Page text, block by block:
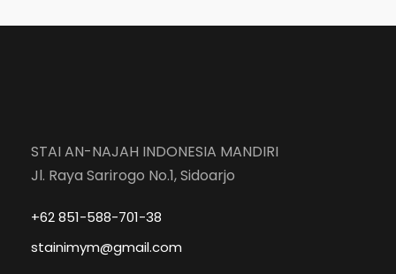
STAI AN-NAJAH INDONESIA MANDIRI
Jl. Raya Sarirogo No.1, Sidoarjo
+62 851-588-701-38
stainimym@gmail.com